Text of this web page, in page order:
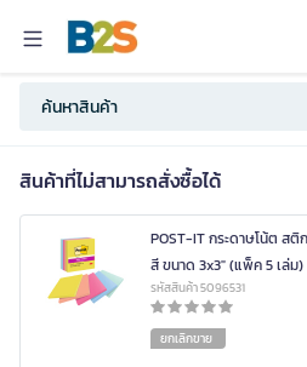
สินค้าที่ไม่สามารถสั่งซื้อได้
POST-IT กระดาษโน้ต สติ
สี ขนาด 3x3" (แพ็ค 5 เล่ม)
รหัสสินค้า 5096531
ยกเลิกขาย